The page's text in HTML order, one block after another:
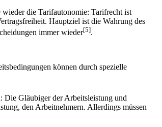
die Tarifautonomie: Tarifrecht ist
Hauptziel ist die Wahrung des
immer wieder[5].
können durch spezielle
Die Gläubiger der Arbeitsleistung und
den Arbeitnehmern. Allerdings müssen